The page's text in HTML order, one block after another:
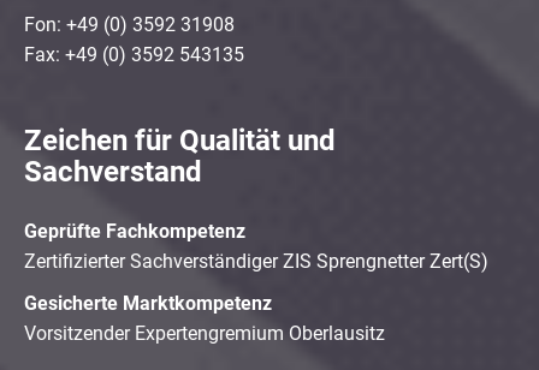
Fon: +49 (0) 3592 31908
Fax: +49 (0) 3592 543135
Zeichen für Qualität und
Sachverstand
Geprüfte Fachkompetenz
Zertifizierter Sachverständiger ZIS Sprengnetter Zert(S)
Gesicherte Marktkompetenz
Vorsitzender Expertengremium Oberlausitz